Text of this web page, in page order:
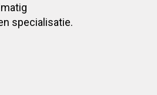
specialisatie.